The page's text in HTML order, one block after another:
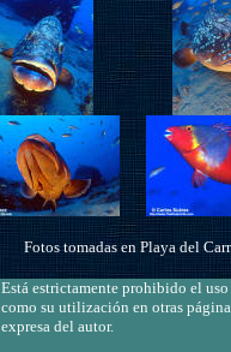
Fotos tomadas en Playa del
Está estrictamente prohibido el
como su utilización en otras
expresa del autor.